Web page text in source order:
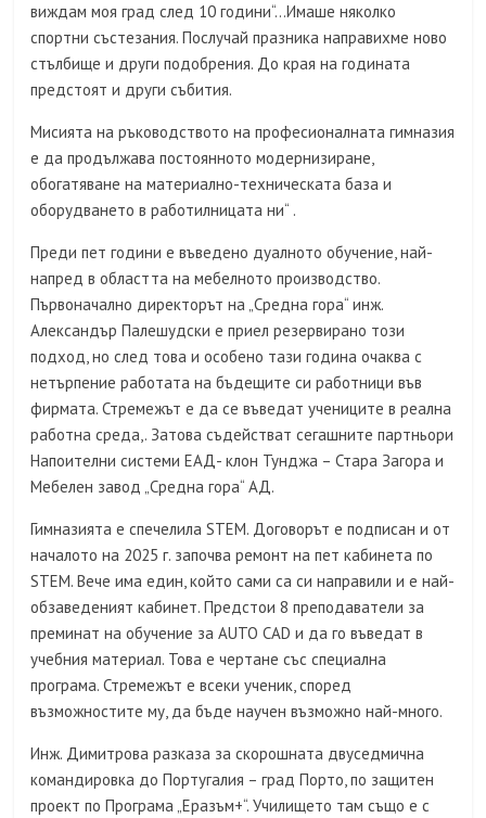
виждам моя град след 10 години“…Имаше няколко
спортни състезания. Послучай празника направихме ново
стълбище и други подобрения. До края на годината
предстоят и други събития.
Мисията на ръководството на професионалната гимназия
е да продължава постоянното модернизиране,
обогатяване на материално-техническата база и
оборудването в работилницата ни“ .
Преди пет години е въведено дуалното обучение, най-
напред в областта на мебелното производство.
Първоначално директорът на „Средна гора“ инж.
Александър Палешудски е приел резервирано този
подход, но след това и особено тази година очаква с
нетърпение работата на бъдещите си работници във
фирмата. Стремежът е да се въведат учениците в реална
работна среда,. Затова съдействат сегашните партньори
Напоителни системи ЕАД- клон Тунджа – Стара Загора и
Мебелен завод „Средна гора“ АД.
Гимназията е спечелила STEM. Договорът е подписан и от
началото на 2025 г. започва ремонт на пет кабинета по
STEM. Вече има един, който сами са си направили и е най-
обзаведеният кабинет. Предстои 8 преподаватели за
преминат на обучение за AUTO CAD и да го въведат в
учебния материал. Това е чертане със специална
програма. Стремежът е всеки ученик, според
възможностите му, да бъде научен възможно най-много.
Инж. Димитрова разказа за скорошната двуседмична
командировка до Португалия – град Порто, по защитен
проект по Програма „Еразъм+“. Училището там също е с